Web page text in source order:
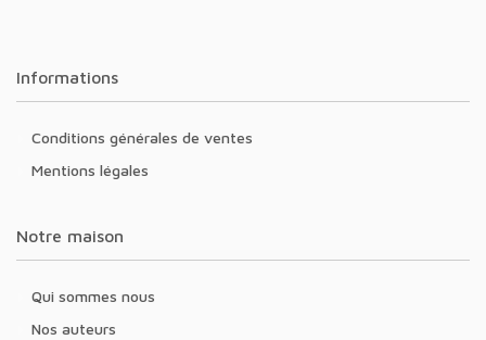
Informations
Conditions générales de ventes
Mentions légales
Notre maison
Qui sommes nous
Nos auteurs